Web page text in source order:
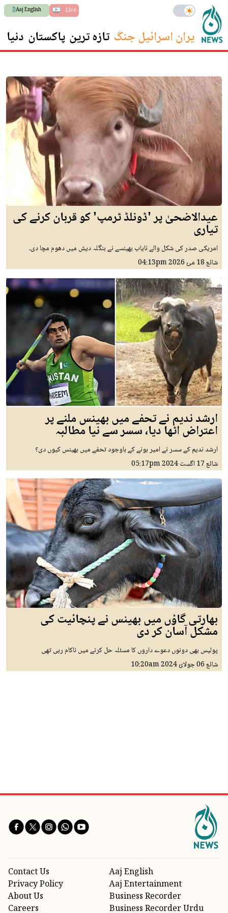
Live
Aaj English
ایران اسرائیل جنگ تازہ ترین پاکستان دنیا
عیدالاضحیٰ پر 'ڈونلڈ ٹرمپ' کو قربان کرنے کی
تیاری
امریکی صدر کی شکل والے نایاب بھینسے نے بنگلہ دیش میں دھوم مچا دی۔
شائع18 مئ 2026 04:13pm
ارشد ندیم نے تحفے میں بھینس ملنے پر
اعتراض اٹھا دیا، سسر سے نیا مطالبہ
ارشد ندیم کے سسر نے امیر ہونے کے باوجود تحفے میں بھینس کیوں دی؟
شائع17 اگست 2024 05:17pm
بھارتی گاؤں میں بھینس نے پنچائیت کی
مشکل آسان کر دی
پولیس بھی دونوں دعوے داروں کا مسئلہ حل کرنے میں ناکام رہی تھی
شائع06 جولائ 2024 10:20am
Aaj English
Aaj Entertainment
Business Recorder
Business Recorder Urdu
Contact Us
Privacy Policy
About Us
Careers